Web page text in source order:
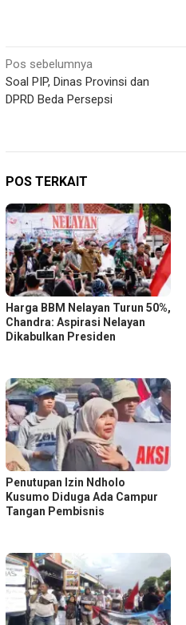
Navigasi
pos
Pos sebelumnya
Soal PIP, Dinas Provinsi dan
DPRD Beda Persepsi
POS TERKAIT
Harga BBM Nelayan Turun 50%,
Chandra: Aspirasi Nelayan
Dikabulkan Presiden
Penutupan Izin Ndholo
Kusumo Diduga Ada Campur
Tangan Pembisnis